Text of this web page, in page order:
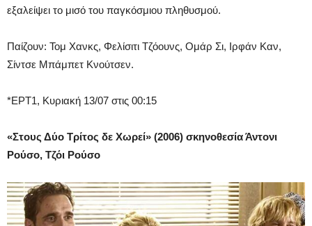
εξαλείψει το μισό του παγκόσμιου πληθυσμού.
Παίζουν: Τομ Χανκς, Φελίσιτι Τζόουνς, Ομάρ Σι, Ιρφάν Καν,
Σίντσε Μπάμπετ Κνούτσεν.
*ΕΡΤ1, Κυριακή 13/07 στις 00:15
«Στους Δύο Τρίτος δε Χωρεί» (2006) σκηνοθεσία Άντονι
Ρούσο, Τζόι Ρούσο